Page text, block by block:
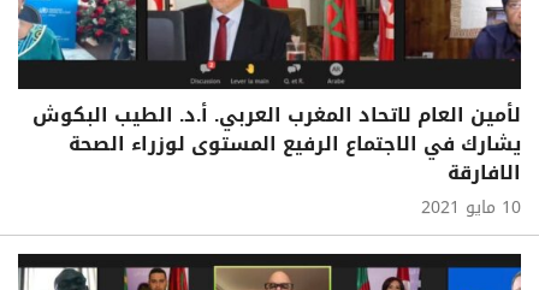
لأمين العام لاتحاد المغرب العربي. أ.د. الطيب البكوش
يشارك في الاجتماع الرفيع المستوى لوزراء الصحة
الافارقة
10 مايو 2021